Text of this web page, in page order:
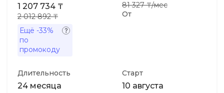
1 207 734 ₸
2 012 892 ₸
Ещё -33%
по
промокоду
От
81 327 ₸/мес
Длительность
24 месяца
Старт
10 августа